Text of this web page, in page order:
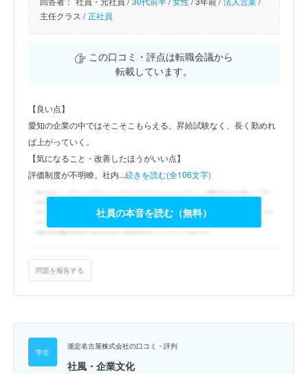
主任クラス / 正社員
この口コミ・評点は転職会議から
転載しています。
【良い点】
愛知の企業の中ではそこそこもらえる。昇給試験なく、長く勤めれ
ば上がっていく。
【気になること・改善したほうがいい点】
評価制度が不明瞭。社内...続きを読む(全106文字)
社員の本音を読む（無料）
問題を報告する
瀧定名古屋株式会社の口コミ・評判
社風・企業文化